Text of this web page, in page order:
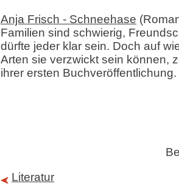
Anja Frisch - Schneehase
Familien sind schwierig,
dürfte jeder klar sein. Doch auf
Arten sie verzwickt sein können,
ihrer ersten Buchveröffentlichung.
Literatur